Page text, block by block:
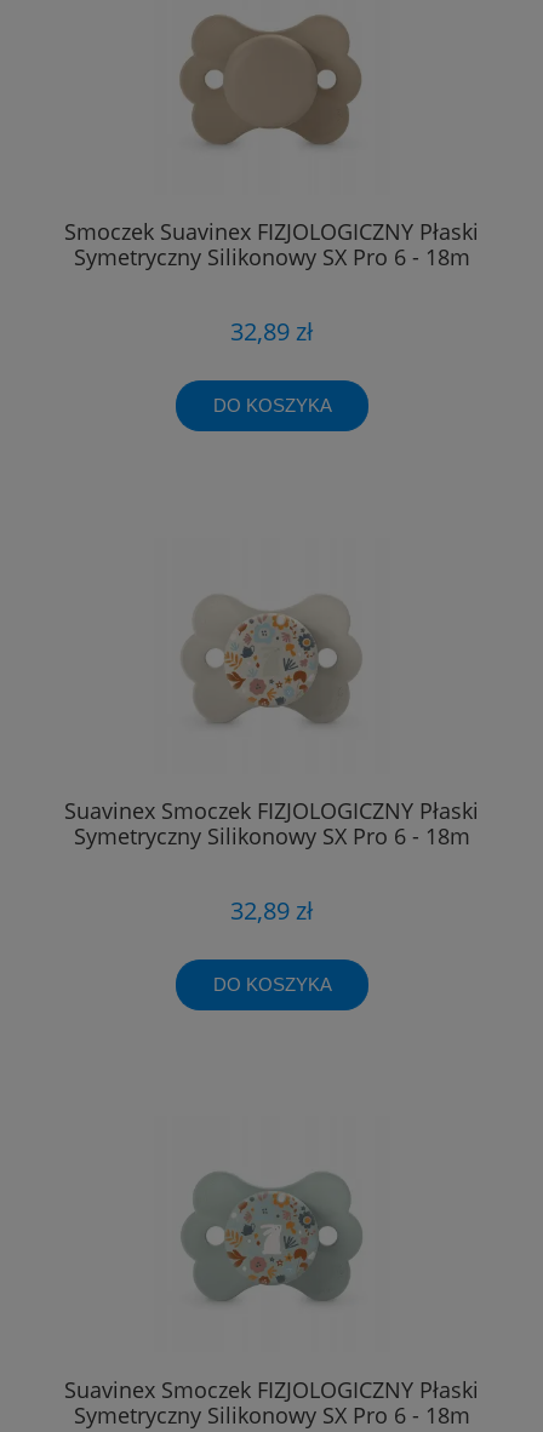
Smoczek Suavinex FIZJOLOGICZNY Płaski
Symetryczny Silikonowy SX Pro 6 - 18m
32,89 zł
DO KOSZYKA
Suavinex Smoczek FIZJOLOGICZNY Płaski
Symetryczny Silikonowy SX Pro 6 - 18m
32,89 zł
DO KOSZYKA
Suavinex Smoczek FIZJOLOGICZNY Płaski
Symetryczny Silikonowy SX Pro 6 - 18m